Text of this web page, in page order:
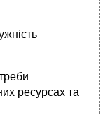
ресурсах та